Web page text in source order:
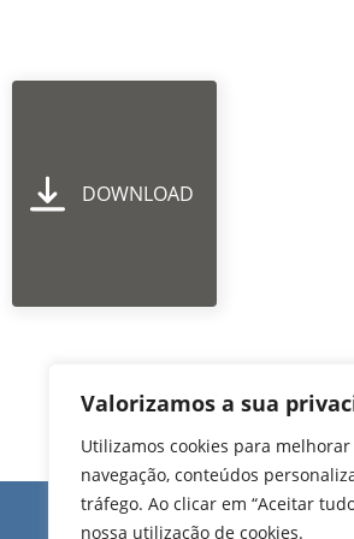
Valorizamos a sua
Utilizamos cookies para
navegação, conteúdos
tráfego. Ao clicar em “Aceitar
nossa utilização de cookies.
DOWNLOAD